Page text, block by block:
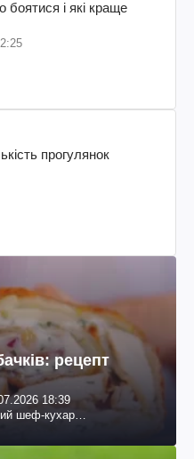
боятися і які краще
прогулянок
рецепт
18:39
шеф-кухар